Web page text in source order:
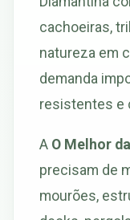
cachoeiras,
natureza em
demanda
resistentes e
A O Melhor
precisam de
mourões,